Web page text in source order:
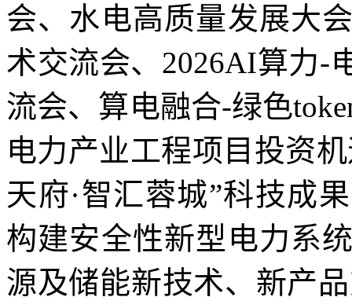
会、水电高质量发展大
术交流会、2026AI算力-
流会、算电融合-绿色
电力产业工程项目投资
天府·智汇蓉城”科技成
构建安全性新型电力系
源及储能新技术、新产